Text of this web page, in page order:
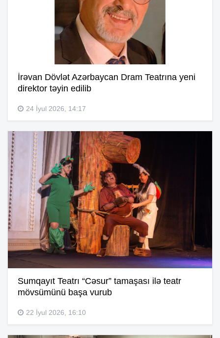
İrəvan Dövlət Azərbaycan Dram Teatrına yeni
direktor təyin edilib
24 İyul 2026, 14:17
Sumqayıt Teatrı “Cəsur” tamaşası ilə teatr
mövsümünü başa vurub
22 İyul 2026, 16:10